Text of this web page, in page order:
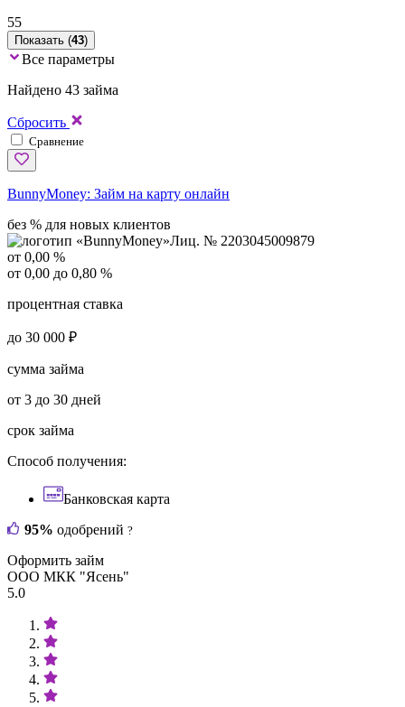
55
Показать (43)
Все параметры
Найдено 43 займа
Сбросить
Сравнение
BunnyMoney: Займ на карту онлайн
без % для новых клиентов
Лиц. № 2203045009879
от 0,00 %
от 0,00 до 0,80 %
процентная ставка
до 30 000 ₽
сумма займа
от 3 до 30 дней
срок займа
Способ получения:
Банковская карта
95% одобрений ?
Оформить займ
ООО МКК "Ясень"
5.0